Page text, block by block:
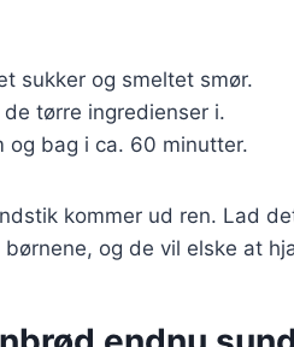
sukker og smeltet smør.
tørre ingredienser i.
bag i ca. 60 minutter.
kommer ud ren. Lad
og de vil elske at